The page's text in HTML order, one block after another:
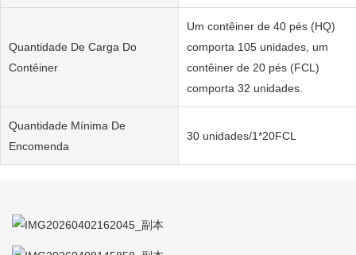
Quantidade De Carga Do
Contêiner
Um contêiner de 40 pés (HQ)
comporta 105 unidades, um
contêiner de 20 pés (FCL)
comporta 32 unidades.
Quantidade Mínima De
Encomenda
30 unidades/1*20FCL